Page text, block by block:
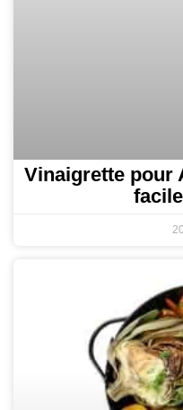
Vinaigrette pour